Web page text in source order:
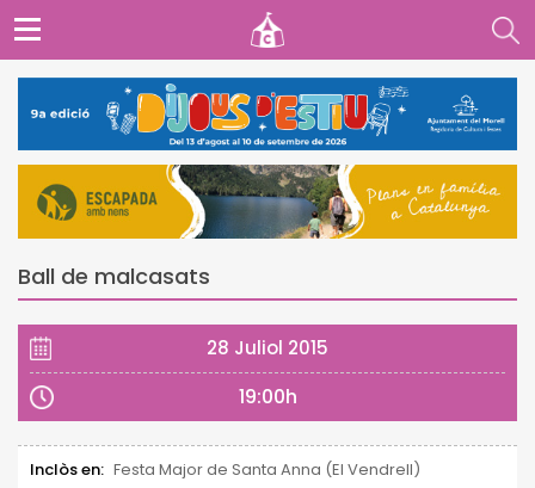
Ball de malcasats
28 Juliol 2015
19:00h
Inclòs en: Festa Major de Santa Anna (El Vendrell)